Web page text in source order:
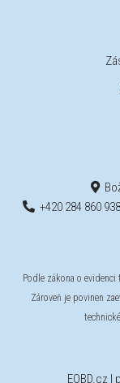
+420 284 860 938
Podle zákona o
Zároveň je povinen
EOBD.cz |